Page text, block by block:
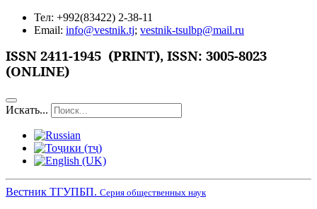
Тел: +992(83422) 2-38-11
Email: info@vestnik.tj; vestnik-tsulbp@mail.ru
ISSN 2411-1945 (PRINT), ISSN: 3005-8023
(ONLINE)
Искать...
Вестник ТГУПБП. Серия общественных наук